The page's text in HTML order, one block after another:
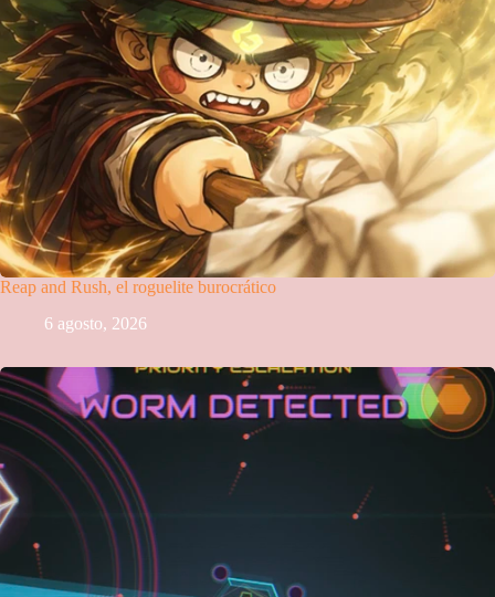
Reap and Rush, el roguelite burocrático
6 agosto, 2026